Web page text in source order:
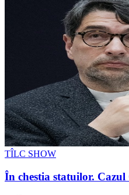
TÎLC SHOW
În chestia statuilor. Cazul